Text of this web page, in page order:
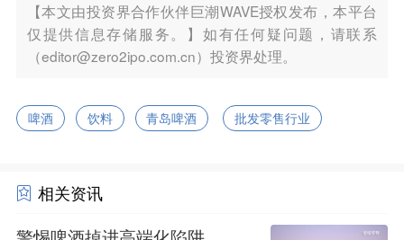
【本文由投资界合作伙伴巨潮WAVE授权发布，本平台
仅提供信息存储服务。】如有任何疑问题，请联系
（editor@zero2ipo.com.cn）投资界处理。
啤酒 饮料 青岛啤酒 批发零售行业
相关资讯